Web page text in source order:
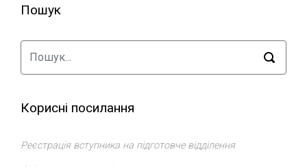
Пошук
Корисні посилання
Реєстрація вступника на підготовче відділення